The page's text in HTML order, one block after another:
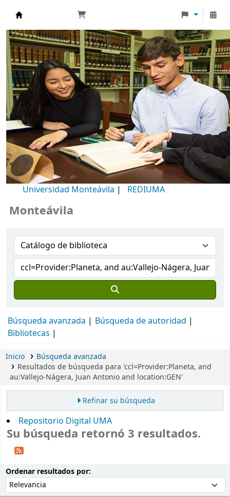
Biblioteca Universidad Monteávila
Universidad Monteávila | REDIUMA
Búsqueda avanzada
Búsqueda de autoridad
Bibliotecas
Inicio
Búsqueda avanzada
Resultados de búsqueda para 'ccl=Provider:Planeta, and
au:Vallejo-Nágera, Juan Antonio and location:GEN'
Refinar su búsqueda
Repositorio Digital UMA
Su búsqueda retornó 3 resultados.
Ordenar resultados por: